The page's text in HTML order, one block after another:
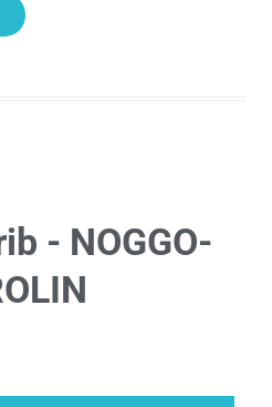
- NOGGO-